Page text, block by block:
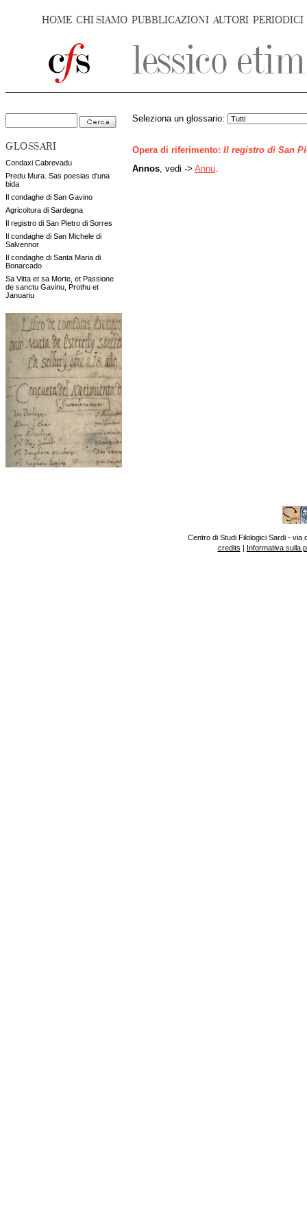
HOME CHI SIAMO PUBBLICAZIONI AUTORI PERIODICI
GLOSSARI
Condaxi Cabrevadu
Predu Mura. Sas poesias d'una
bida
Il condaghe di San Gavino
Agricoltura di Sardegna
Il registro di San Pietro di Sorres
Il condaghe di San Michele di
Salvennor
Il condaghe di Santa Maria di
Bonarcado
Sa Vitta et sa Morte, et Passione
de sanctu Gavinu, Prothu et
Januariu
Seleziona un glossario:
Opera di riferimento: Il registro di San
Annos , vedi -> Annu
Centro di Studi Filologici Sardi - via
credits | Informativa sulla